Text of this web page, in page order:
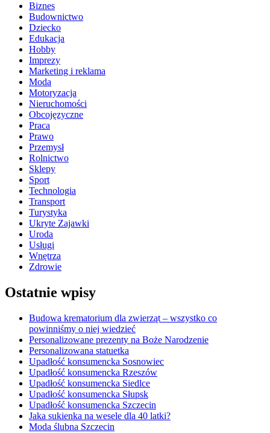
Biznes
Budownictwo
Dziecko
Edukacja
Hobby
Imprezy
Marketing i reklama
Moda
Motoryzacja
Nieruchomości
Obcojęzyczne
Praca
Prawo
Przemysł
Rolnictwo
Sklepy
Sport
Technologia
Transport
Turystyka
Ukryte Zajawki
Uroda
Usługi
Wnętrza
Zdrowie
Ostatnie wpisy
Budowa krematorium dla zwierząt – wszystko co
powinniśmy o niej wiedzieć
Personalizowane prezenty na Boże Narodzenie
Personalizowana statuetka
Upadłość konsumencka Sosnowiec
Upadłość konsumencka Rzeszów
Upadłość konsumencka Siedlce
Upadłość konsumencka Słupsk
Upadłość konsumencka Szczecin
Jaka sukienka na wesele dla 40 latki?
Moda ślubna Szczecin